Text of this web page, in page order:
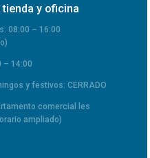
tienda y oficina
08:00 – 16:00
– 14:00
y festivos: CERRADO
comercial les
ampliado)